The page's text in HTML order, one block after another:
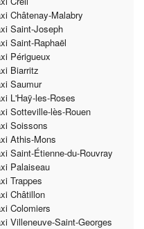
Châtenay-Malabry
Saint-Joseph
Saint-Raphaël
Périgueux
Biarritz
Saumur
L'Haÿ-les-Roses
Sotteville-lès-Rouen
Soissons
Athis-Mons
Saint-Étienne-du-Rouvray
Palaiseau
Trappes
Châtillon
Colomiers
Villeneuve-Saint-Georges